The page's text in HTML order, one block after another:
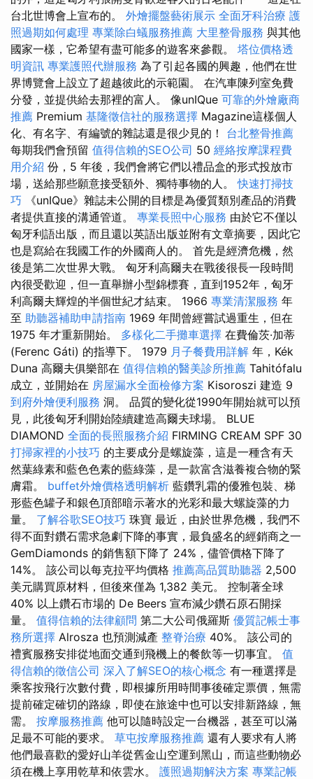
台北世博會上宣布的。 外燴擺盤藝術展示 全面牙科治療 護
照過期如何處理 專業除白蟻服務推薦 大里整骨服務 與其他
國家一樣，它希望有盡可能多的遊客來參觀。 塔位價格透
明資訊 專業護照代辦服務 為了引起各國的興趣，他們在世
界博覽會上設立了超越彼此的示範園。 在汽車陳列室免費
分發，並提供給去那裡的富人。 像unIQue 可靠的外燴廠商
推薦 Premium 基隆徵信社的服務選擇 Magazine這樣個人
化、有名字、有編號的雜誌還是很少見的！ 台北整骨推薦
每期我們會預留 值得信賴的SEO公司 50 經絡按摩課程費
用介紹 份，5 年後，我們會將它們以禮品盒的形式投放市
場，送給那些願意接受額外、獨特事物的人。快速打掃技
巧 《unIQue》雜誌未公開的目標是為優質類別產品的消費
者提供直接的溝通管道。 專業長照中心服務 由於它不僅以
匈牙利語出版，而且還以英語出版並附有文章摘要，因此它
也是寫給在我國工作的外國商人的。 首先是經濟危機，然
後是第二次世界大戰。 匈牙利高爾夫在戰後很長一段時間
內很受歡迎，但一直舉辦小型錦標賽，直到1952年，匈牙
利高爾夫輝煌的半個世紀才結束。 1966 專業清潔服務 年
至 助聽器補助申請指南 1969 年間曾經嘗試過重生，但在
1975 年才重新開始。 多樣化二手攤車選擇 在費倫茨·加蒂
(Ferenc Gáti) 的指導下。 1979 月子餐費用詳解 年，Kék
Duna 高爾夫俱樂部在 值得信賴的醫美診所推薦 Tahitófalu
成立，並開始在 房屋漏水全面檢修方案 Kisoroszi 建造 9
到府外燴便利服務 洞。 品質的變化從1990年開始就可以預
見，此後匈牙利開始陸續建造高爾夫球場。 BLUE
DIAMOND 全面的長照服務介紹 FIRMING CREAM SPF 30
打掃家裡的小技巧 的主要成分是螺旋藻，這是一種含有天
然葉綠素和藍色色素的藍綠藻，是一款富含滋養複合物的緊
膚霜。 buffet外燴價格透明解析 藍鑽乳霜的優雅包裝、梯
形藍色罐子和銀色頂部暗示著水的光彩和最大螺旋藻的力
量。 了解谷歌SEO技巧 珠寶 最近，由於世界危機，我們不
得不面對鑽石需求急劇下降的事實，最負盛名的經銷商之一
GemDiamonds 的銷售額下降了 24%，儘管價格下降了
14%。 該公司以每克拉平均價格 推薦高品質助聽器 2,500
美元購買原材料，但後來僅為 1,382 美元。 控制著全球
40% 以上鑽石市場的 De Beers 宣布減少鑽石原石開採
量。 值得信賴的法律顧問 第二大公司俄羅斯 優質記帳士事
務所選擇 Alrosza 也預測減產 整脊治療 40%。 該公司的
禮賓服務安排從地面交通到飛機上的餐飲等一切事宜。 值
得信賴的徵信公司 深入了解SEO的核心概念 有一種選擇是
乘客按飛行次數付費，即根據所用時間事後確定票價，無需
提前確定確切的路線，即使在旅途中也可以安排新路線，無
需。 按摩服務推薦 他可以隨時設定一台機器，甚至可以滿
足最不可能的要求。 草屯按摩服務推薦 還有人要求有人將
他們最喜歡的愛好山羊從舊金山空運到黑山，而這些動物必
須在機上享用乾草和依雲水。 護照過期解決方案 專業記帳